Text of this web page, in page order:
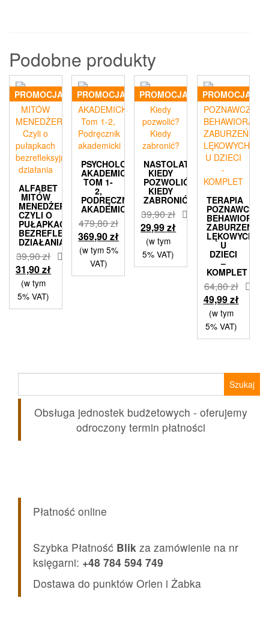
Podobne produkty
PROMOCJA!
ALFABET
MITÓW
MENEDŻERSKICH
CZYLI O
PUŁAPKACH
BEZREFLEKSYJNEGO
DZIAŁANIA
39,90zł
Pierwotna
cena
wynosiła:
39,90 zł.
31,90złAktualna
31,90 zł.
(w tym
5% VAT)
PROMOCJA!
PSYCHOLOGIA
AKADEMICKA
TOM 1-
2,
PODRĘCZNIK
AKADEMICKI
479,80zł
Pierwotna
cena
wynosiła:
479,80 zł.
369,90złAktualna
wynosi:
369,90 zł.
(w tym 5%
VAT)
PROMOCJA!
NASTOLATKI
KIEDY
POZWOLIĆ?
KIEDY
ZABRONIĆ?
39,90zł
Pierwotna
cena
wynosiła:
39,90 zł.
29,99złAktualna
29,99 zł.
(w tym
5% VAT)
PROMOCJA!
TERAPIA
POZNAWCZO-
ZABURZEŃ
LĘKOWYCH
U
DZIECI
–
KOMPLET
64,80zł
Pierwotna
cena
wynosiła:
64,80 zł.
49,99zł
49,99
(w tym
5% VAT)
Obsługa jednostek budżetowych - oferujemy
odroczony termin płatności
Płatność online
Szybka Płatność Blik za zamówienie na nr
księgarni: +48 784 594 749
Dostawa do punktów Orlen i Żabka